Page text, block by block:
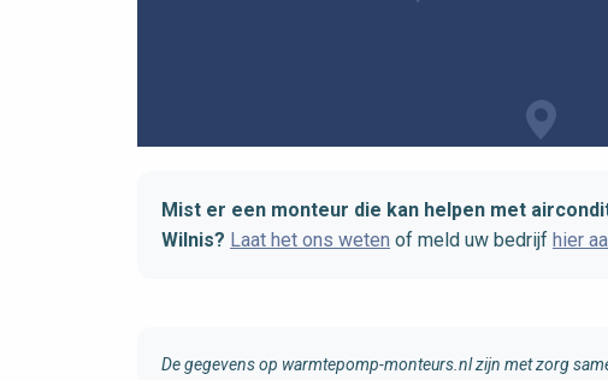
Mist er een monteur die kan helpen met
Wilnis? Laat het ons weten of meld uw bedrijf hier
De gegevens op warmtepomp-monteurs.nl zijn met zorg